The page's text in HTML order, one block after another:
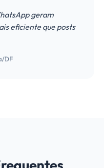
geram
eficiente que posts
DF